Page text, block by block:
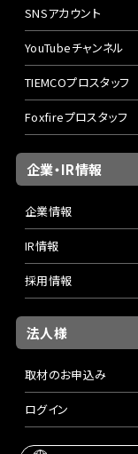
SNSアカウント
YouTubeチャンネル
TIEMCOプロスタッフ
Foxfireプロスタッフ
企業・IR情報
企業情報
IR情報
採用情報
法人様
取材のお申込み
ログイン